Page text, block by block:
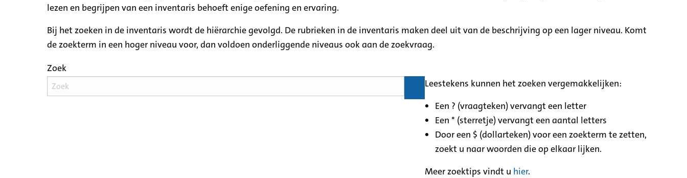
lezen en begrijpen van een inventaris behoeft enige oefening en ervaring.
Bij het zoeken in de inventaris wordt de hiërarchie gevolgd. De rubrieken in de inventaris maken deel uit van de beschrijving op een lager niveau. Komt
de zoekterm in een hoger niveau voor, dan voldoen onderliggende niveaus ook aan de zoekvraag.
Zoek
Leestekens kunnen het zoeken vergemakkelijken:
Een ? (vraagteken) vervangt een letter
Een * (sterretje) vervangt een aantal letters
Door een $ (dollarteken) voor een zoekterm te zetten,
zoekt u naar woorden die op elkaar lijken.
Meer zoektips vindt u hier.